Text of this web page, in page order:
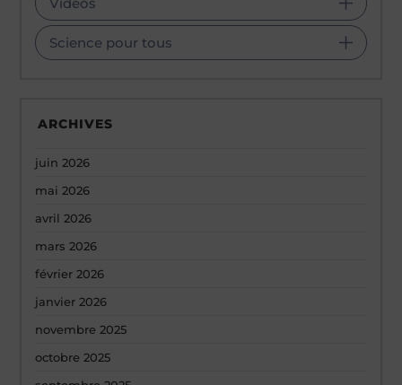
Science pour tous
ARCHIVES
juin 2026
mai 2026
avril 2026
mars 2026
février 2026
janvier 2026
novembre 2025
octobre 2025